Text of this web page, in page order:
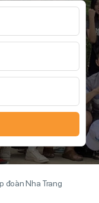
đoàn Nha Trang